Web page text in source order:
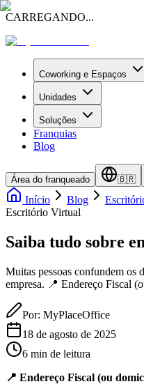
CARREGANDO...
Coworking e Espaços
Unidades
Soluções
Franquias
Blog
Área do franqueado 🇧🇷
Início Blog
Escritório Virtual
Saiba tudo sobre
Muitas pessoas confundem os
empresa. 📍 Endereço Fiscal
Por: MyPlaceOffice
18 de agosto de 2025
6 min de leitura
📍 Endereço Fiscal (ou